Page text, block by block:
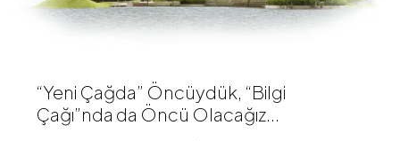
“Yeni Çağda” Öncüydük, “Bilgi
Çağı”nda da Öncü Olacağız...